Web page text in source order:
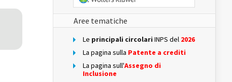
Aree tematiche
Le principali circolari INPS del 2026
La pagina sulla Patente a crediti
La pagina sull'Assegno di
Inclusione